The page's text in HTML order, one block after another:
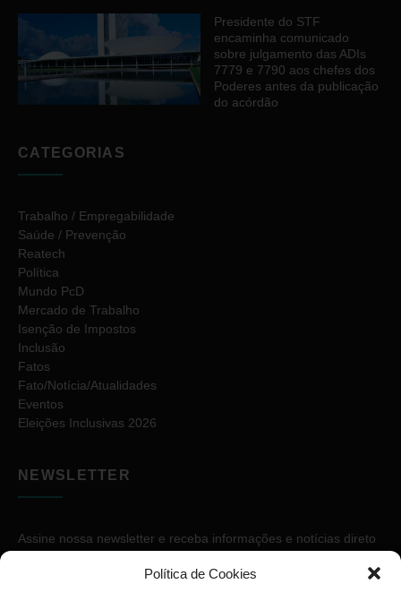
Política de Cookies
Presidente do STF
encaminha comunicado
sobre julgamento das ADIs
7779 e 7790 aos chefes dos
Poderes antes da publicação
do acórdão
CATEGORIAS
Trabalho / Empregabilidade
Saúde / Prevenção
Reatech
Política
Mundo PcD
Mercado de Trabalho
Isenção de Impostos
Inclusão
Fatos
Fato/Notícia/Atualidades
Eventos
Eleições Inclusivas 2026
NEWSLETTER
Assine nossa newsletter e receba informações e notícias direto